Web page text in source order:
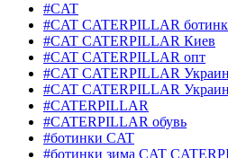
#CAT
#CAT CATERPILLAR
#CAT CATERPILLAR Киев
#CAT CATERPILLAR опт
#CAT CATERPILLAR
#CAT CATERPILLAR
#CATERPILLAR
#CATERPILLAR обувь
#ботинки CAT
#ботинки зима CAT